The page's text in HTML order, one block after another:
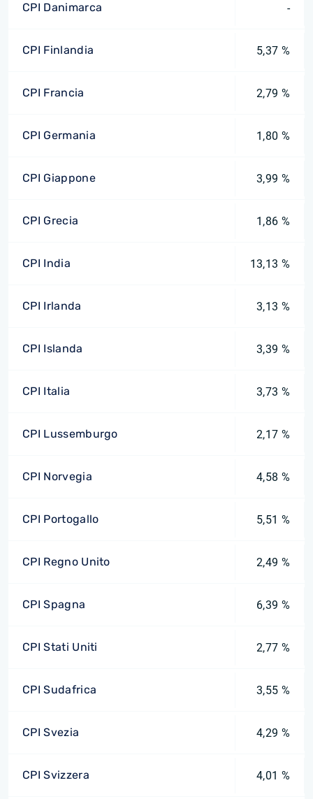
CPI Danimarca -
CPI Finlandia 5,37 %
CPI Francia 2,79 %
CPI Germania 1,80 %
CPI Giappone 3,99 %
CPI Grecia 1,86 %
CPI India 13,13 %
CPI Irlanda 3,13 %
CPI Islanda 3,39 %
CPI Italia 3,73 %
CPI Lussemburgo 2,17 %
CPI Norvegia 4,58 %
CPI Portogallo 5,51 %
CPI Regno Unito 2,49 %
CPI Spagna 6,39 %
CPI Stati Uniti 2,77 %
CPI Sudafrica 3,55 %
CPI Svezia 4,29 %
CPI Svizzera 4,01 %